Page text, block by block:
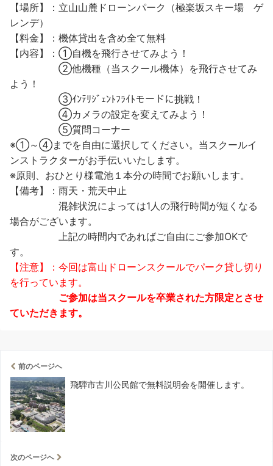
【場所】：立山山麓ドローンパーク（極楽坂スキー場 ゲ
レンデ）
【料金】：機体貸出を含め全て無料
【内容】：①自機を飛行させてみよう！
②他機種（当スクール機体）を飛行させてみ
よう！
③ｲﾝﾃﾘｼﾞｪﾝﾄﾌﾗｲﾄモードに挑戦！
④カメラの設定を変えてみよう！
⑤質問コーナー
※①～④までを自由に選択してください。当スクールイ
ンストラクターがお手伝いいたします。
※原則、おひとり様電池１本分の時間でお願いします。
【備考】：雨天・荒天中止
混雑状況によっては1人の飛行時間が短くなる
場合がございます。
上記の時間内であればご自由にご参加OKで
す。
【注意】：今回は富山ドローンスクールでパーク貸し切り
を行っています。
ご参加は当スクールを卒業された方限定とさせ
ていただきます。
前のページへ
飛騨市古川公民館で無料説明会を開催します。
次のページへ